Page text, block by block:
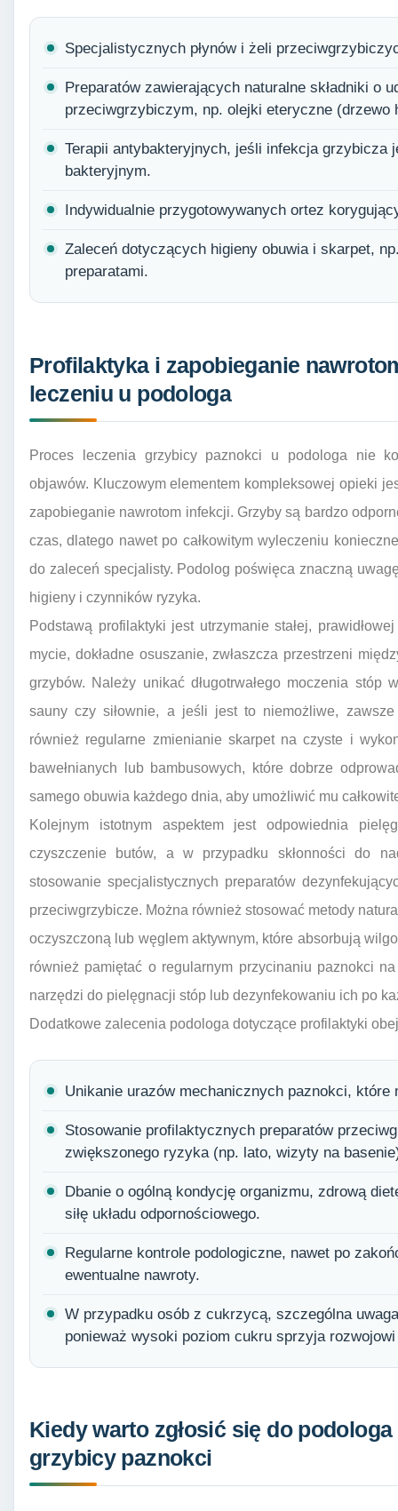
Specjalistycznych płynów i żeli
Preparatów zawierających naturalne składniki o
przeciwgrzybiczym, np. olejki eteryczne (drzewo
Terapii antybakteryjnych, jeśli infekcja grzybicza
bakteryjnym.
Indywidualnie przygotowywanych ortez
Zaleceń dotyczących higieny obuwia i skarpet,
preparatami.
Profilaktyka i zapobieganie
leczeniu u podologa
Proces leczenia grzybicy paznokci u podologa nie
objawów. Kluczowym elementem kompleksowej opieki
zapobieganie nawrotom infekcji. Grzyby są bardzo
czas, dlatego nawet po całkowitym wyleczeniu
do zaleceń specjalisty. Podolog poświęca znaczną
higieny i czynników ryzyka.
Podstawą profilaktyki jest utrzymanie stałej,
mycie, dokładne osuszanie, zwłaszcza przestrzeni
grzybów. Należy unikać długotrwałego moczenia
sauny czy siłownie, a jeśli jest to niemożliwe,
również regularne zmienianie skarpet na czyste i
bawełnianych lub bambusowych, które dobrze
samego obuwia każdego dnia, aby umożliwić mu
Kolejnym istotnym aspektem jest odpowiednia
czyszczenie butów, a w przypadku skłonności do
stosowanie specjalistycznych preparatów
przeciwgrzybicze. Można również stosować metody
oczyszczoną lub węglem aktywnym, które absorbują
również pamiętać o regularnym przycinaniu paznokci
narzędzi do pielęgnacji stóp lub dezynfekowaniu ich po
Dodatkowe zalecenia podologa dotyczące profilaktyki
Unikanie urazów mechanicznych paznokci,
Stosowanie profilaktycznych preparatów
zwiększonego ryzyka (np. lato, wizyty na
Dbanie o ogólną kondycję organizmu, zdrową
siłę układu odpornościowego.
Regularne kontrole podologiczne, nawet po
ewentualne nawroty.
W przypadku osób z cukrzycą, szczególna
ponieważ wysoki poziom cukru sprzyja
Kiedy warto zgłosić się do
grzybicy paznokci